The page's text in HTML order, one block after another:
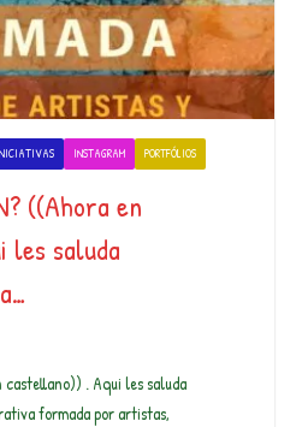
INSTAGRAM PORTFÓLIOS
((Ahora en
les saluda
castellano)) . Aqui les saluda
formada por artistas,